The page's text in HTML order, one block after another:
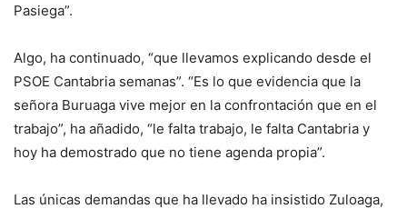
Pasiega”.
Algo, ha continuado, “que llevamos explicando desde el
PSOE Cantabria semanas”. “Es lo que evidencia que la
señora Buruaga vive mejor en la confrontación que en el
trabajo”, ha añadido, “le falta trabajo, le falta Cantabria y
hoy ha demostrado que no tiene agenda propia”.
Las únicas demandas que ha llevado ha insistido Zuloaga,